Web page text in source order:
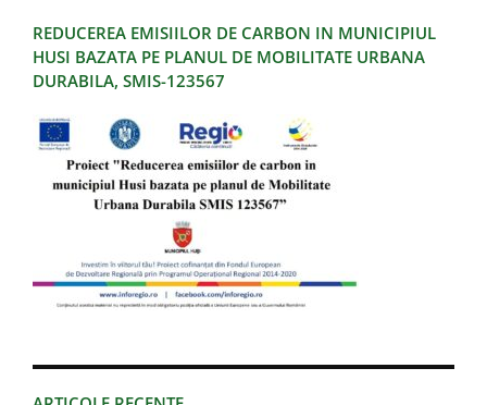
REDUCEREA EMISIILOR DE CARBON IN MUNICIPIUL
HUSI BAZATA PE PLANUL DE MOBILITATE URBANA
DURABILA, SMIS-123567